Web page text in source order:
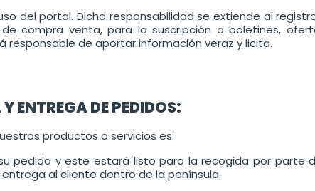
del portal. Dicha responsabilidad se extiende al
compra venta, para la suscripción a boletines,
responsable de aportar información veraz y licita.
ENTREGA DE PEDIDOS:
productos o servicios es:
pedido y este estará listo para la recogida por parte
al cliente dentro de la península.